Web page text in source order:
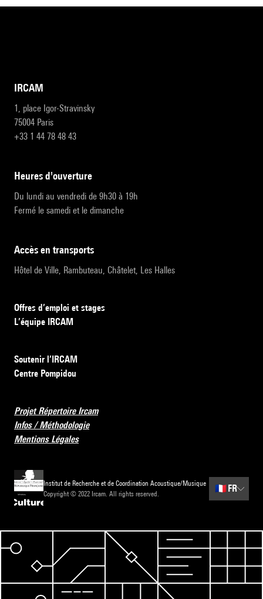
IRCAM
1, place Igor-Stravinsky
75004 Paris
+33 1 44 78 48 43
heures d'ouverture
Du lundi au vendredi de 9h30 à 19h
Fermé le samedi et le dimanche
accès en transports
Hôtel de Ville, Rambuteau, Châtelet, Les Halles
Offres d’emploi et stages
L’équipe IRCAM
Soutenir l’IRCAM
Centre Pompidou
Projet Répertoire Ircam
Infos / Méthodologie
Mentions Légales
Institut de Recherche et de Coordination Acoustique/Musique
Copyright © 2022 Ircam. All rights reserved.
🇫🇷 FR